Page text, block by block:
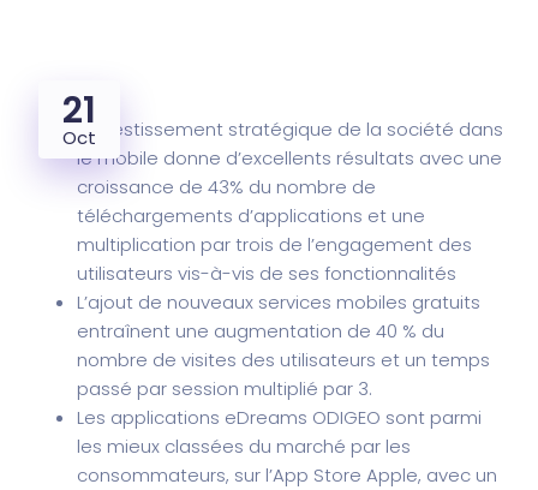
21
OctL’investissement stratégique de la société dans
le mobile donne d’excellents résultats avec une
croissance de 43% du nombre de
téléchargements d’applications et une
multiplication par trois de l’engagement des
utilisateurs vis-à-vis de ses fonctionnalités
L’ajout de nouveaux services mobiles gratuits
entraînent une augmentation de 40 % du
nombre de visites des utilisateurs et un temps
passé par session multiplié par 3.
Les applications eDreams ODIGEO sont parmi
les mieux classées du marché par les
consommateurs, sur l’App Store Apple, avec un